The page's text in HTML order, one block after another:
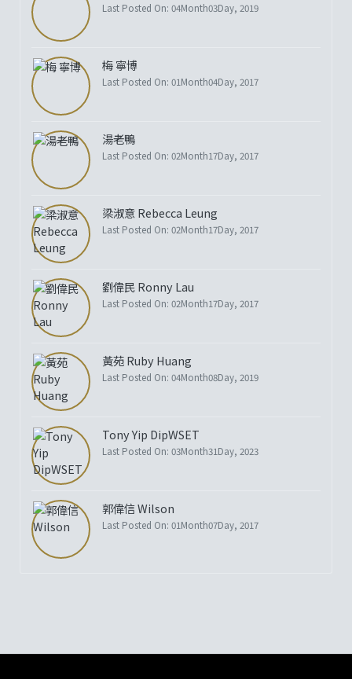
Last Posted On: 04Month03Day, 2019
梅 寧博
Last Posted On: 01Month04Day, 2017
湯老鴨
Last Posted On: 02Month17Day, 2017
梁淑意 Rebecca Leung
Last Posted On: 02Month17Day, 2017
劉偉民 Ronny Lau
Last Posted On: 02Month17Day, 2017
黃苑 Ruby Huang
Last Posted On: 04Month08Day, 2019
Tony Yip DipWSET
Last Posted On: 03Month31Day, 2023
郭偉信 Wilson
Last Posted On: 01Month07Day, 2017